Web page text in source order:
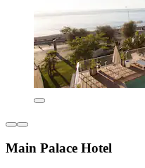
Main Palace Hotel